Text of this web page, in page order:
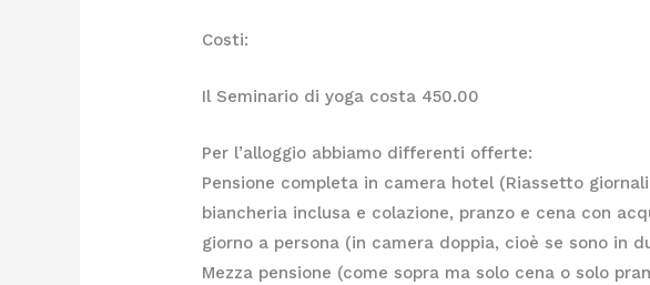
Costi:
Il Seminario di yoga costa 450.00
Per l’alloggio abbiamo differenti offerte:
Pensione completa in camera hotel (Riassetto
biancheria inclusa e colazione, pranzo e cena con
giorno a persona (in camera doppia, cioè se sono in
Mezza pensione (come sopra ma solo cena o solo